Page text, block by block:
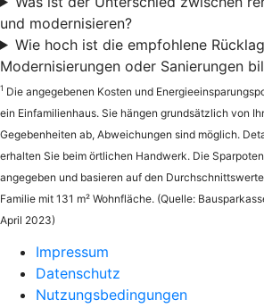
und modernisieren?
Wie hoch ist die empfohlene
Modernisierungen oder Sanierungen
1 Die angegebenen Kosten und
ein Einfamilienhaus. Sie hängen grundsätzlich von
Gegebenheiten ab, Abweichungen sind möglich.
erhalten Sie beim örtlichen Handwerk. Die
angegeben und basieren auf den
Familie mit 131 m² Wohnfläche. (Quelle:
April 2023)
Impressum
Datenschutz
Nutzungsbedingungen